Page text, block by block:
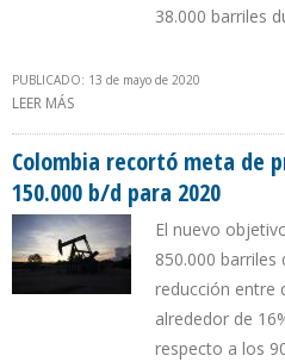
38.000 barriles
PUBLICADO: 13 de mayo de 2020
LEER MÁS
Colombia recortó meta de
150.000 b/d para 2020
El nuevo
850.000 barriles
reducción entre
alrededor de
respecto a los